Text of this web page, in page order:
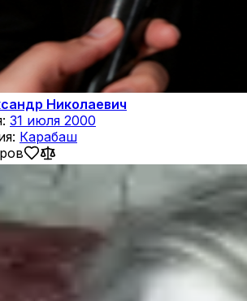
Николаевич
31 июля 2000
Карабаш